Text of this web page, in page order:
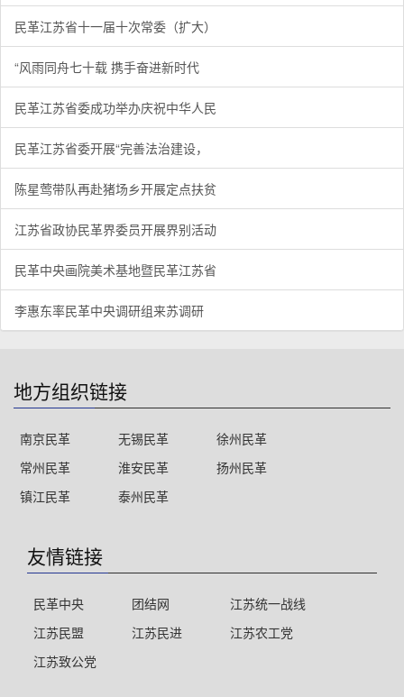
民革江苏省十一届十次常委（扩大）
“风雨同舟七十载 携手奋进新时代
民革江苏省委成功举办庆祝中华人民
民革江苏省委开展“完善法治建设，
陈星莺带队再赴猪场乡开展定点扶贫
江苏省政协民革界委员开展界别活动
民革中央画院美术基地暨民革江苏省
李惠东率民革中央调研组来苏调研
地方组织链接
南京民革 无锡民革
徐州民革
常州民革
淮安民革
扬州民革
镇江民革
泰州民革
友情链接
民革中央 团结网
江苏统一战线
江苏民盟
江苏民进
江苏农工党
江苏致公党